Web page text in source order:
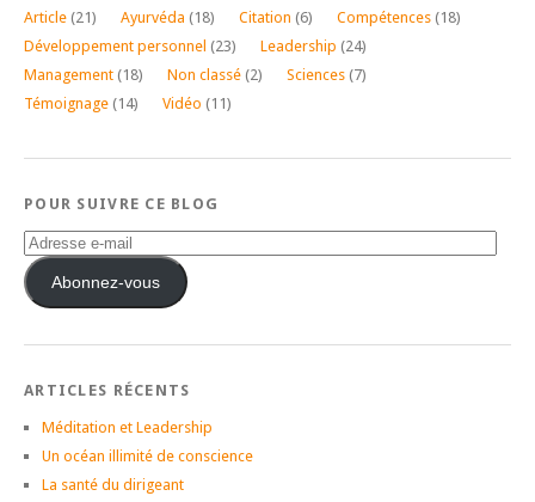
Article (21) Ayurvéda (18) Citation (6) Compétences (18)
Développement personnel (23) Leadership (24)
Management (18) Non classé (2) Sciences (7)
Témoignage (14) Vidéo (11)
POUR SUIVRE CE BLOG
Adresse
e-
mail Abonnez-vous
ARTICLES RÉCENTS
Méditation et Leadership
Un océan illimité de conscience
La santé du dirigeant